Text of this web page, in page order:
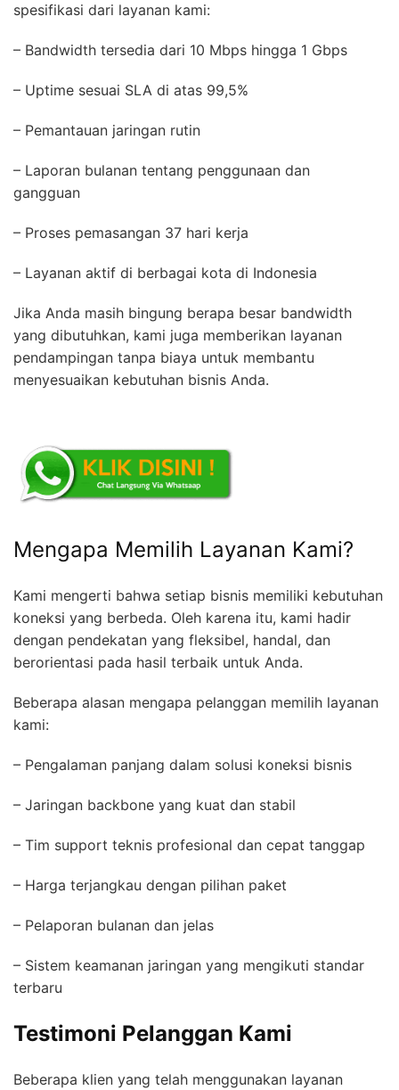
spesifikasi dari layanan kami:
– Bandwidth tersedia dari 10 Mbps hingga 1 Gbps
– Uptime sesuai SLA di atas 99,5%
– Pemantauan jaringan rutin
– Laporan bulanan tentang penggunaan dan
gangguan
– Proses pemasangan 37 hari kerja
– Layanan aktif di berbagai kota di Indonesia
Jika Anda masih bingung berapa besar bandwidth
yang dibutuhkan, kami juga memberikan layanan
pendampingan tanpa biaya untuk membantu
menyesuaikan kebutuhan bisnis Anda.
Mengapa Memilih Layanan Kami?
Kami mengerti bahwa setiap bisnis memiliki kebutuhan
koneksi yang berbeda. Oleh karena itu, kami hadir
dengan pendekatan yang fleksibel, handal, dan
berorientasi pada hasil terbaik untuk Anda.
Beberapa alasan mengapa pelanggan memilih layanan
kami:
– Pengalaman panjang dalam solusi koneksi bisnis
– Jaringan backbone yang kuat dan stabil
– Tim support teknis profesional dan cepat tanggap
– Harga terjangkau dengan pilihan paket
– Pelaporan bulanan dan jelas
– Sistem keamanan jaringan yang mengikuti standar
terbaru
Testimoni Pelanggan Kami
Beberapa klien yang telah menggunakan layanan